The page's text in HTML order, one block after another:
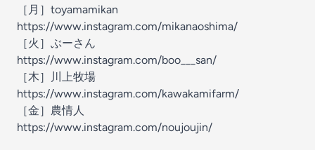
［月］toyamamikan
https://www.instagram.com/mikanaoshima/
［火］ぶーさん
https://www.instagram.com/boo___san/
［木］川上牧場
https://www.instagram.com/kawakamifarm/
［金］農情人
https://www.instagram.com/noujoujin/